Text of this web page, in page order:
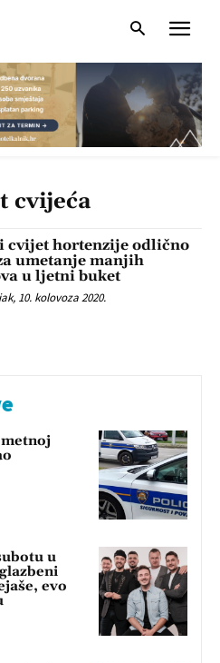
cvijeća
cvijet hortenzije odlično
umetanje manjih
u ljetni buket
10. kolovoza 2020.
u
evo